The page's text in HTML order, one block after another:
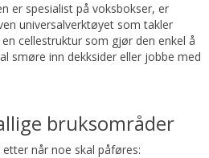
er spesialist på voksbokser, er
universalverktøyet som takler
cellestruktur som gjør den enkel å
smøre inn dekksider eller jobbe med
bruksområder
når noe skal påføres: